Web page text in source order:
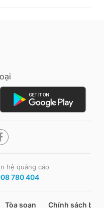
hệ quảng cáo
780 404
Tòa soạn Chính sách bảo